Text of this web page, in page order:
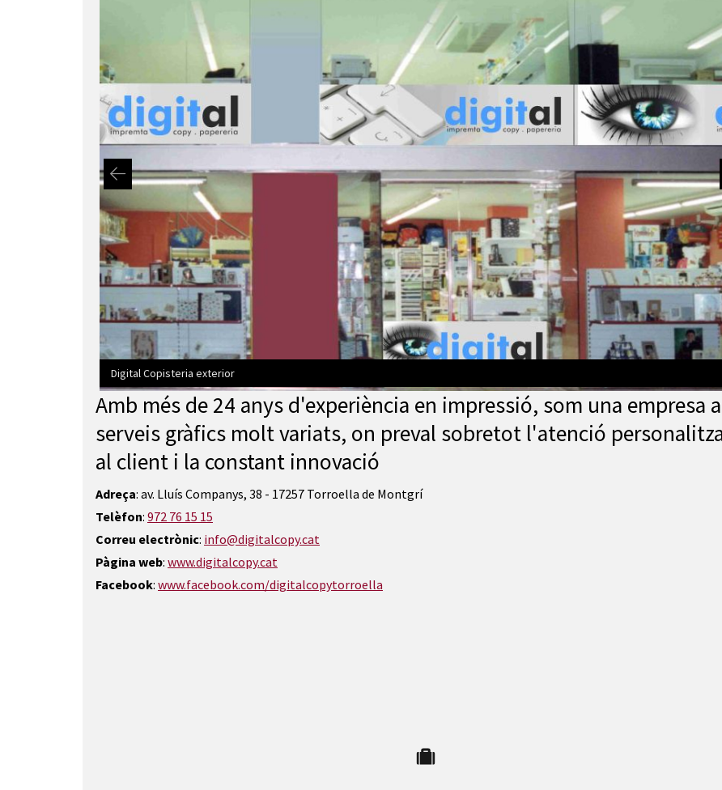
Digital Copisteria exterior
Diapositiva 1 de 4: Digital Copisteria exterior
Amb més de 24 anys d'experiència en impressió, som una empresa
serveis gràfics molt variats, on preval sobretot l'atenció
al client i la constant innovació
Adreça: av. Lluís Companys, 38 - 17257 Torroella de Montgrí
Telèfon: 972 76 15 15
Correu electrònic: info@digitalcopy.cat
Pàgina web: www.digitalcopy.cat
Facebook: www.facebook.com/digitalcopytorroella